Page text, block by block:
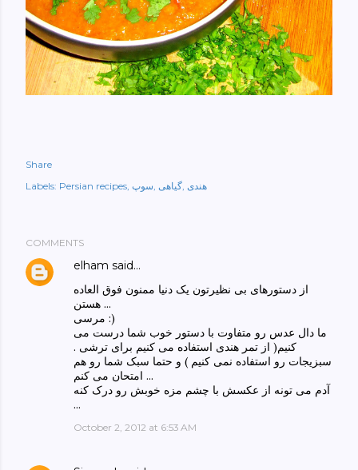
Share
Labels: Persian recipes سوپ گیاهی هندی
COMMENTS
elham said…
از دستورهای بی نظیرتون یک دنیا ممنون فوق العاده
هستن ...
مرسی :)
ما دال عدس رو متفاوت با دستور خوب شما درست می
کنیم( از تمر هندی استفاده می کنیم برای ترشی .
سبزیجات رو استفاده نمی کنیم ) و حتما سبک شما رو هم
امتحان می کنم ...
آدم می تونه از عکسش با چشم مزه خوبش رو درک کنه
...
October 2, 2012 at 6:53 AM